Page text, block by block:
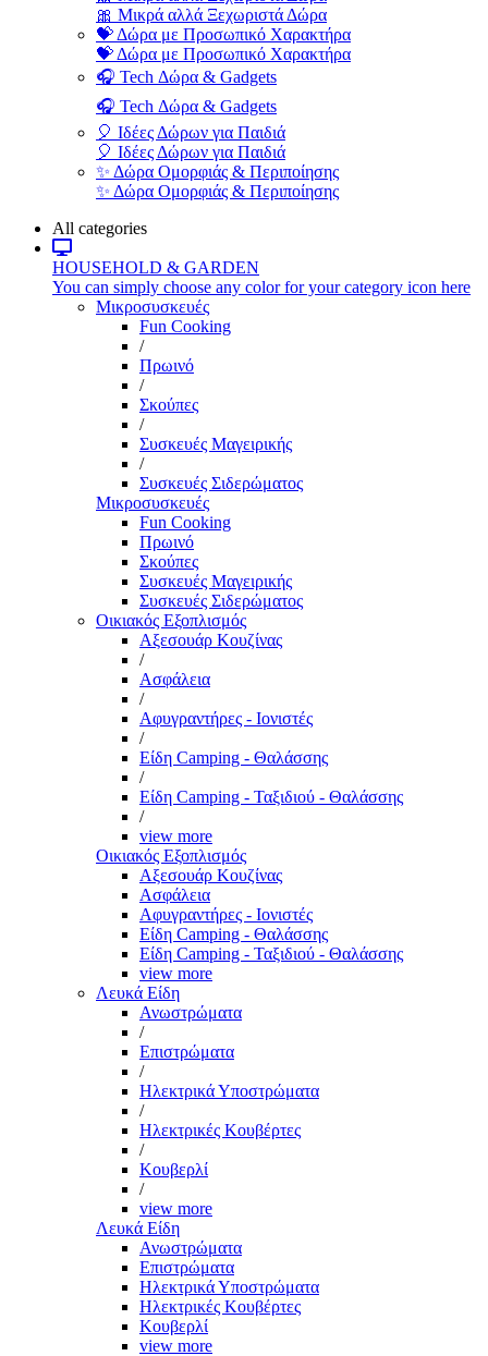
🎀 Μικρά αλλά Ξεχωριστά Δώρα
💝 Δώρα με Προσωπικό Χαρακτήρα
💝 Δώρα με Προσωπικό Χαρακτήρα
🎧 Tech Δώρα & Gadgets
🎧 Tech Δώρα & Gadgets
🎈 Ιδέες Δώρων για Παιδιά
🎈 Ιδέες Δώρων για Παιδιά
✨ Δώρα Ομορφιάς & Περιποίησης
✨ Δώρα Ομορφιάς & Περιποίησης
All categories
HOUSEHOLD & GARDEN
You can simply choose any color for your category icon here
Μικροσυσκευές
Fun Cooking
/
Πρωινό
/
Σκούπες
/
Συσκευές Μαγειρικής
/
Συσκευές Σιδερώματος
Μικροσυσκευές
Fun Cooking
Πρωινό
Σκούπες
Συσκευές Μαγειρικής
Συσκευές Σιδερώματος
Οικιακός Εξοπλισμός
Αξεσουάρ Κουζίνας
/
Ασφάλεια
/
Αφυγραντήρες - Ιονιστές
/
Είδη Camping - Θαλάσσης
/
Είδη Camping - Ταξιδιού - Θαλάσσης
/
view more
Οικιακός Εξοπλισμός
Αξεσουάρ Κουζίνας
Ασφάλεια
Αφυγραντήρες - Ιονιστές
Είδη Camping - Θαλάσσης
Είδη Camping - Ταξιδιού - Θαλάσσης
view more
Λευκά Είδη
Ανωστρώματα
/
Επιστρώματα
/
Ηλεκτρικά Υποστρώματα
/
Ηλεκτρικές Κουβέρτες
/
Κουβερλί
/
view more
Λευκά Είδη
Ανωστρώματα
Επιστρώματα
Ηλεκτρικά Υποστρώματα
Ηλεκτρικές Κουβέρτες
Κουβερλί
view more